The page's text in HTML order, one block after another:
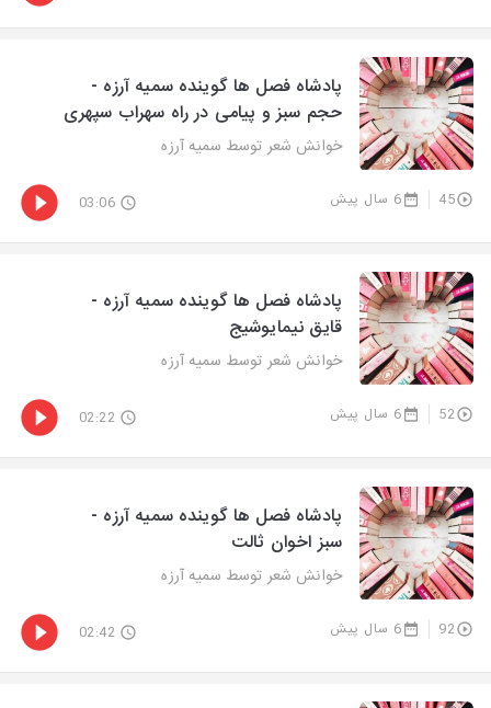
پادشاه فصل ها گوینده سمیه آرزه -
حجم سبز و پیامی در راه سهراب سپهری
خوانش شعر توسط سمیه آرزه
45 6 سال پیش 03:06
پادشاه فصل ها گوینده سمیه آرزه -
قایق نیمایوشیج
خوانش شعر توسط سمیه آرزه
52 6 سال پیش 02:22
پادشاه فصل ها گوینده سمیه آرزه -
سبز اخوان ثالت
خوانش شعر توسط سمیه آرزه
92 6 سال پیش 02:42